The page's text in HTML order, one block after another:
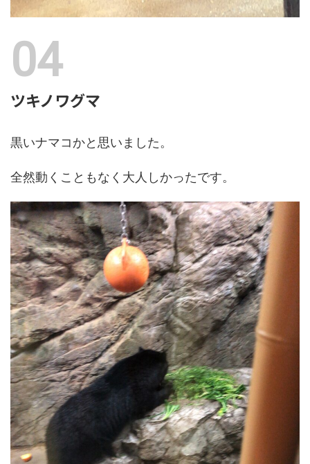
ツキノワグマ
黒いナマコかと思いました。
全然動くこともなく大人しかったです。